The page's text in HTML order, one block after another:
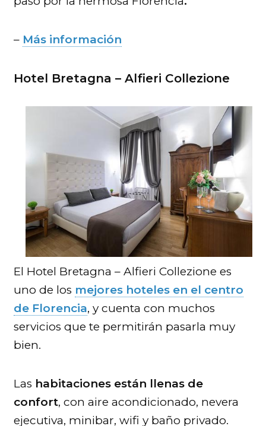
– Más información
Hotel Bretagna – Alfieri Collezione
El Hotel Bretagna – Alfieri Collezione es
uno de los mejores hoteles en el centro
de Florencia, y cuenta con muchos
servicios que te permitirán pasarla muy
bien.
Las habitaciones están llenas de
confort, con aire acondicionado, nevera
ejecutiva, minibar, wifi y baño privado.